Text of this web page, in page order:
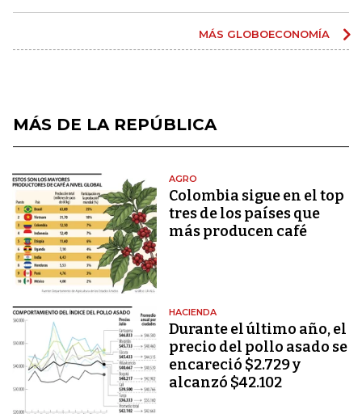
MÁS GLOBOECONOMÍA
MÁS DE LA REPÚBLICA
AGRO
Colombia sigue en el top
tres de los países que
más producen café
HACIENDA
Durante el último año, el
precio del pollo asado se
encareció $2.729 y
alcanzó $42.102